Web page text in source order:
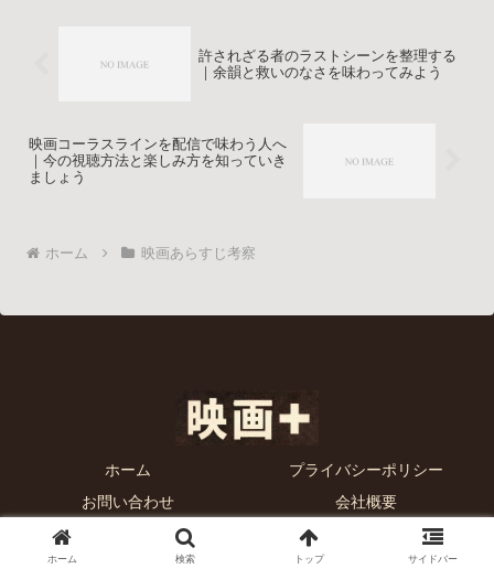
許されざる者のラストシーンを整理する
｜余韻と救いのなさを味わってみよう
映画コーラスラインを配信で味わう人へ
｜今の視聴方法と楽しみ方を知っていき
ましょう
ホーム 映画あらすじ考察
ホーム
プライバシーポリシー
お問い合わせ
会社概要
© 2025 映画プラス.
ホーム 検索 トップ サイドバー